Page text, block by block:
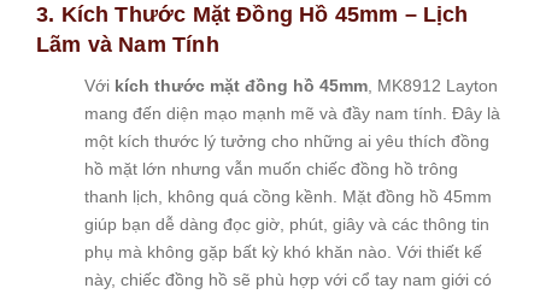
3. Kích Thước Mặt Đồng Hồ 45mm – Lịch
Lãm và Nam Tính
Với kích thước mặt đồng hồ 45mm , MK8912 Layton
mang đến diện mạo mạnh mẽ và đầy nam tính. Đây là
một kích thước lý tưởng cho những ai yêu thích đồng
hồ mặt lớn nhưng vẫn muốn chiếc đồng hồ trông
thanh lịch, không quá cồng kềnh. Mặt đồng hồ 45mm
giúp bạn dễ dàng đọc giờ, phút, giây và các thông tin
phụ mà không gặp bất kỳ khó khăn nào. Với thiết kế
này, chiếc đồng hồ sẽ phù hợp với cổ tay nam giới có